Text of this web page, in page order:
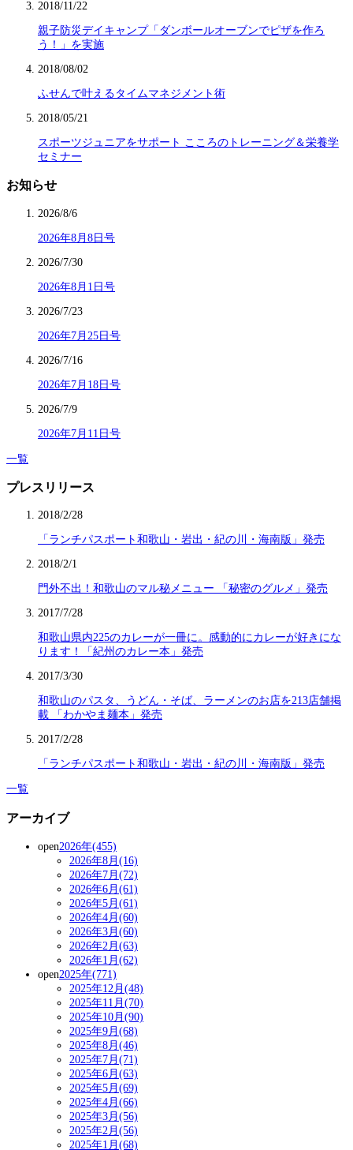
2018/11/22
親子防災デイキャンプ「ダンボールオーブンでピザを作ろ
う！」を実施
2018/08/02
ふせんで叶えるタイムマネジメント術
2018/05/21
スポーツジュニアをサポート こころのトレーニング＆栄養学
セミナー
お知らせ
2026/8/6
2026年8月8日号
2026/7/30
2026年8月1日号
2026/7/23
2026年7月25日号
2026/7/16
2026年7月18日号
2026/7/9
2026年7月11日号
一覧
プレスリリース
2018/2/28
「ランチパスポート和歌山・岩出・紀の川・海南版」発売
2018/2/1
門外不出！和歌山のマル秘メニュー 「秘密のグルメ」発売
2017/7/28
和歌山県内225のカレーが一冊に。感動的にカレーが好きにな
ります！「紀州のカレー本」発売
2017/3/30
和歌山のパスタ、うどん・そば、ラーメンのお店を213店舗掲
載 「わかやま麺本」発売
2017/2/28
「ランチパスポート和歌山・岩出・紀の川・海南版」発売
一覧
アーカイブ
open2026年(455)
2026年8月(16)
2026年7月(72)
2026年6月(61)
2026年5月(61)
2026年4月(60)
2026年3月(60)
2026年2月(63)
2026年1月(62)
open2025年(771)
2025年12月(48)
2025年11月(70)
2025年10月(90)
2025年9月(68)
2025年8月(46)
2025年7月(71)
2025年6月(63)
2025年5月(69)
2025年4月(66)
2025年3月(56)
2025年2月(56)
2025年1月(68)